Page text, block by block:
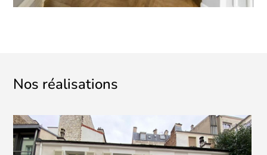
Nos réalisations